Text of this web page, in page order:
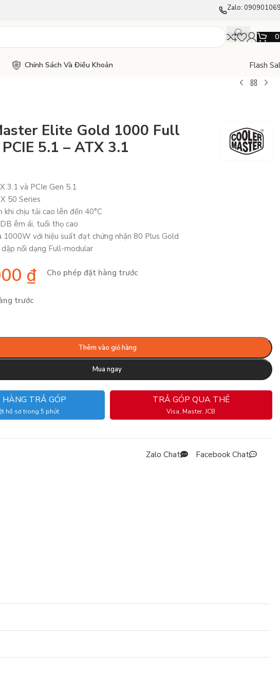
Zalo:
Chính Sách Và Điều Khoản
Flash
Elite Gold 1000 Full
5.1 – ATX 3.1
3.1 và PCIe Gen 5.1
50 Series
khi chịu tải cao lên đến 40°C
êm ái, tuổi thọ cao
1000W với hiệu suất đạt chứng nhận 80 Plus Gold
nổi dạng Full-modular
₫ Cho phép đặt hàng trước
trước
Thêm vào giỏ hàng
Mua ngay
TRẢ GÓP
hồ sơ trong 5 phút
TRẢ GÓP QUA THẺ
Visa, Master, JCB
Zalo Chat Facebook Chat